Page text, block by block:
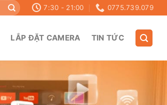
7:30 - 21:00 0775.739.079
LẮP ĐẶT CAMERA TIN TỨC